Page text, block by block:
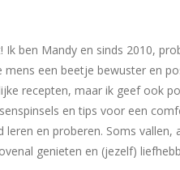
ben Mandy en sinds 2010,
mens een beetje bewuster en
recepten, maar ik geef ook
en tips voor een
leren en proberen. Soms
genieten en (jezelf)